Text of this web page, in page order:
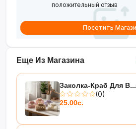
Еще Из Магазина
Заколка-Краб Для В...
(0)
25.00с.
положительный отзыв
Посетить